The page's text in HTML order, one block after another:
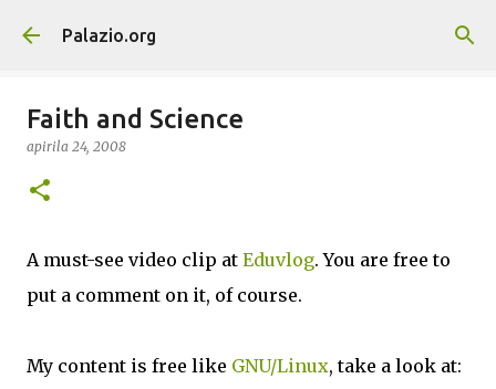
Saltatu eta joan eduki nagusira
Palazio.org
Faith and Science
apirila 24, 2008
A must-see video clip at Eduvlog. You are free to
put a comment on it, of course.
My content is free like GNU/Linux, take a look at: